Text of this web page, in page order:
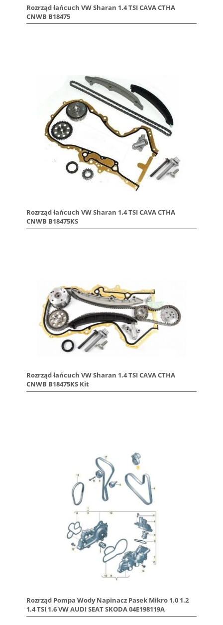
Rozrząd łańcuch VW Sharan 1.4 TSI CAVA CTHA
CNWB B18475
Rozrząd łańcuch VW Sharan 1.4 TSI CAVA CTHA
CNWB B18475KS
Rozrząd łańcuch VW Sharan 1.4 TSI CAVA CTHA
CNWB B18475KS Kit
Rozrząd Pompa Wody Napinacz Pasek Mikro 1.0 1.2
1.4 TSI 1.6 VW AUDI SEAT SKODA 04E198119A